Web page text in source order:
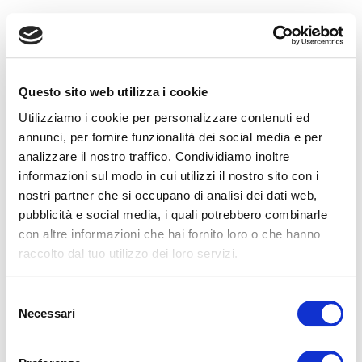
Questo sito web utilizza i cookie
Utilizziamo i cookie per personalizzare contenuti ed
annunci, per fornire funzionalità dei social media e per
analizzare il nostro traffico. Condividiamo inoltre
informazioni sul modo in cui utilizzi il nostro sito con i
nostri partner che si occupano di analisi dei dati web,
pubblicità e social media, i quali potrebbero combinarle
con altre informazioni che hai fornito loro o che hanno
raccolto dal tuo utilizzo dei loro servizi.
delNecessari